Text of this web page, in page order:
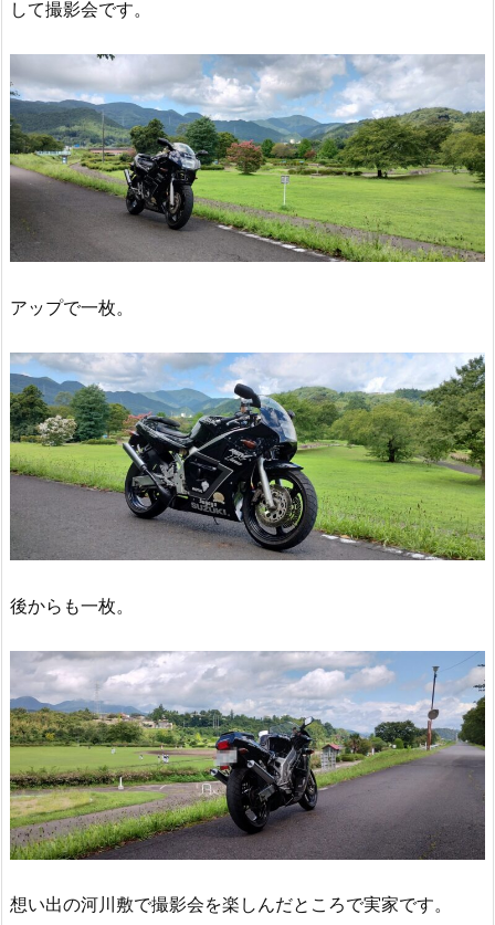
して撮影会です。
アップで一枚。
後からも一枚。
想い出の河川敷で撮影会を楽しんだところで実家です。